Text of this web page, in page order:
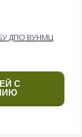
ДПО ВУНМЦ
С